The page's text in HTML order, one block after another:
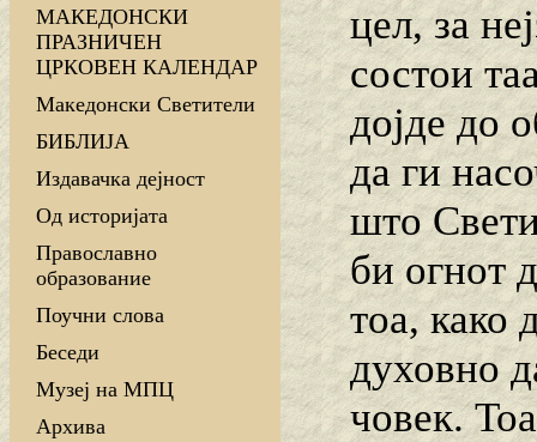
МАКЕДОНСКИ
ПРАЗНИЧЕН
ЦРКОВЕН КАЛЕНДАР
Македонски Светители
БИБЛИЈА
Издавачка дејност
Од историјата
Православно
образование
Поучни слова
Беседи
Музеј на МПЦ
Архива
цел, за
состои
дојде до
да ги
што
би огнот
тоа, како
духовно
човек.